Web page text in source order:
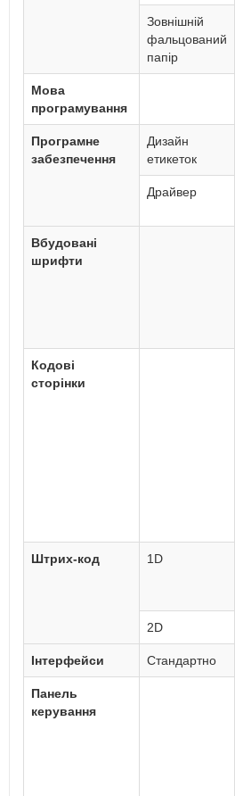
Зовнішній
фальцований
папір
Мова
програмування
Програмне
забезпечення
Дизайн
етикеток
Драйвер
Вбудовані
шрифти
Кодові
сторінки
Штрих-код 1D
2D
Інтерфейси Стандартно
Панель
керування